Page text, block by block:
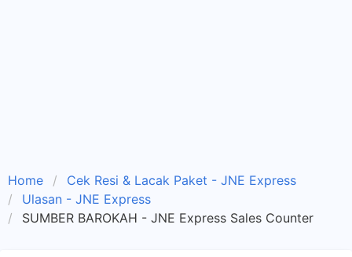
Home
Cek Resi & Lacak Paket - JNE Express
Ulasan - JNE Express
SUMBER BAROKAH - JNE Express Sales Counter